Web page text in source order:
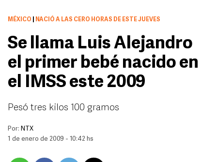
MÉXICO NACIÓ A LAS CERO HORAS DE ESTE JUEVES
Se llama Luis Alejandro
el primer bebé nacido en
el IMSS este 2009
Pesó tres kilos 100 gramos
Por: NTX
1 de enero de 2009 - 10:42 hs